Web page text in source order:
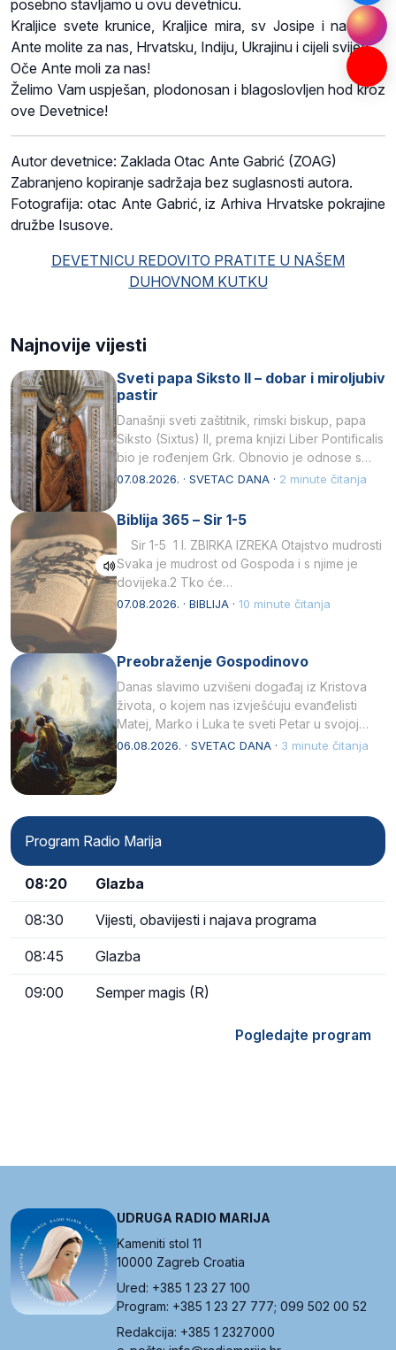
posebno stavljamo u ovu devetnicu.
Kraljice svete krunice, Kraljice mira, sv Josipe i naš oče
Ante molite za nas, Hrvatsku, Indiju, Ukrajinu i cijeli svijet!
Oče Ante moli za nas!
Želimo Vam uspješan, plodonosan i blagoslovljen hod kroz
ove Devetnice!
Autor devetnice: Zaklada Otac Ante Gabrić (ZOAG)
Zabranjeno kopiranje sadržaja bez suglasnosti autora.
Fotografija: otac Ante Gabrić, iz Arhiva Hrvatske pokrajine
družbe Isusove.
DEVETNICU REDOVITO PRATITE U NAŠEM
DUHOVNOM KUTKU
Najnovije vijesti
Sveti papa Siksto II – dobar i miroljubiv
pastir
Današnji sveti zaštitnik, rimski biskup, papa
Siksto (Sixtus) II, prema knjizi Liber Pontificalis
bio je rođenjem Grk. Obnovio je odnose s
afričkim…
07.08.2026. · SVETAC DANA · 2 minute čitanja
Biblija 365 – Sir 1-5
Sir 1-5 1 I. ZBIRKA IZREKA Otajstvo mudrosti
Svaka je mudrost od Gospoda i s njime je
dovijeka.2 Tko će…
07.08.2026. · BIBLIJA · 10 minute čitanja
Preobraženje Gospodinovo
Danas slavimo uzvišeni događaj iz Kristova
života, o kojem nas izvješćuju evanđelisti
Matej, Marko i Luka te sveti Petar u svojoj
drugoj…
06.08.2026. · SVETAC DANA · 3 minute čitanja
Program Radio Marija
08:20 Glazba
08:30 Vijesti, obavijesti i najava programa
08:45 Glazba
09:00 Semper magis (R)
Pogledajte program
UDRUGA RADIO MARIJA
Kameniti stol 11
10000 Zagreb Croatia
Ured: +385 1 23 27 100
Program: +385 1 23 27 777; 099 502 00 52
Redakcija: +385 1 2327000